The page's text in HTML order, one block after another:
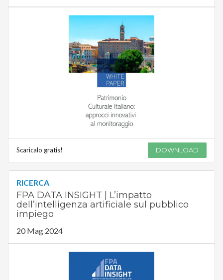
Scaricalo gratis! DOWNLOAD
RICERCA
FPA DATA INSIGHT | L’impatto
dell’intelligenza artificiale sul pubblico
impiego
20 Mag 2024